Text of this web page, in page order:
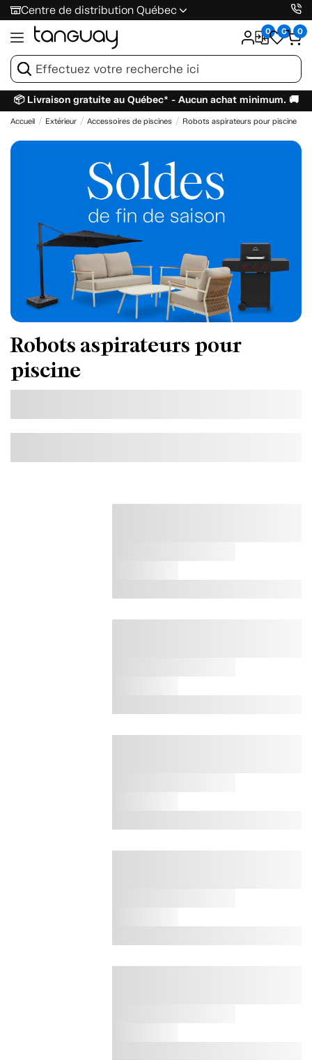
Centre de distribution Québec
0 0 0
📦 Livraison gratuite au Québec* - Aucun achat minimum. 🚚
Accueil Extérieur Accessoires de piscines Robots aspirateurs pour piscine
Robots aspirateurs pour
piscine